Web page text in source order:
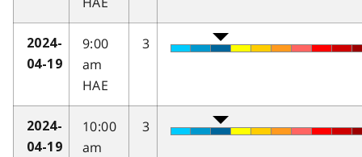
2024-
04-19
9:00
am
HAE
3
2024-
04-19
10:00
am
3